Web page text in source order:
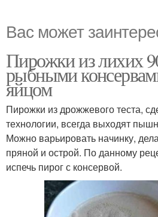
Вас может
Пирожки из лихих
рыбными
яйцом
Пирожки из дрожжевого теста,
технологии, всегда выходят
Можно варьировать начинку,
пряной и острой. По данному
испечь пирог с консервой.